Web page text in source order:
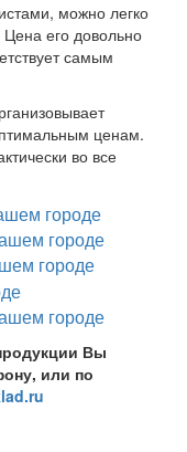
можно легко
его довольно
самым
ценам.
во все
Вы
или по